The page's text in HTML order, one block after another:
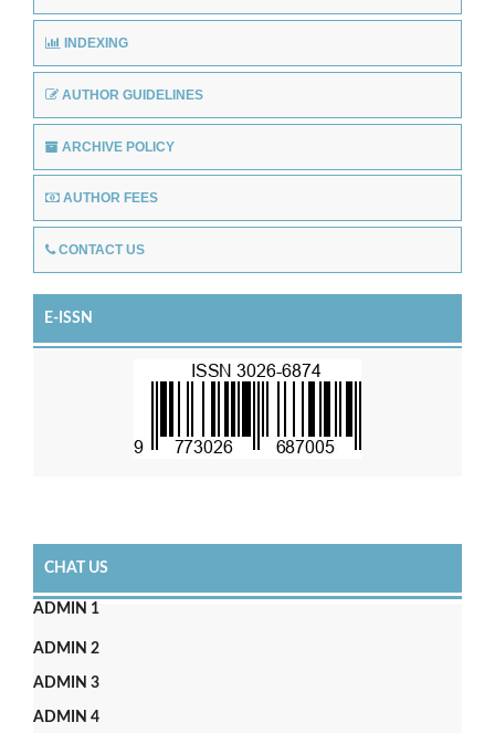
INDEXING
AUTHOR GUIDELINES
ARCHIVE POLICY
AUTHOR FEES
CONTACT US
E-ISSN
CHAT US
ADMIN 1
ADMIN 2
ADMIN 3
ADMIN 4